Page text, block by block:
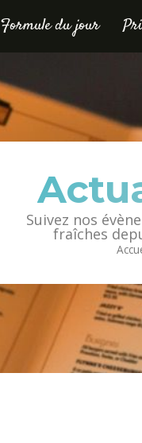
Formule du jour
Suivez nos
fraîches